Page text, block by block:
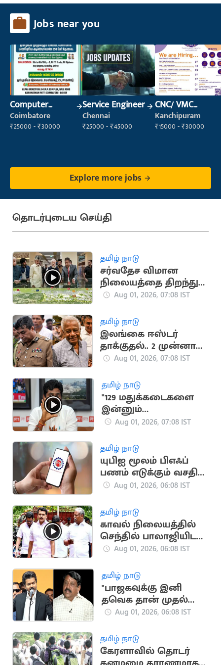
Jobs near you
Computer
Operator
Coimbatore
₹25000 - ₹30000
Service Engineer
Chennai
₹25000 - ₹45000
CNC/ VMC
Operator
Kanchipuram
₹15000 - ₹30000
Explore more jobs
தொடர்புடைய செய்தி
தமிழ் நாடு
சர்வதேச விமான
நிலையத்தை திறந்து
வைத்த பிரதமர்
Aug 01, 2026, 07:08 IST
தமிழ் நாடு
இலங்கை ஈஸ்டர்
தாக்குதல்.. 2 முன்னாள்
அதிகாரிகளுக்கு
Aug 01, 2026, 07:08 IST
தமிழ் நாடு
"129 மதுக்கடைகளை
இன்னும்
மூடவில்லை”.. தவெக
குற்றச்சாட்டு
Aug 01, 2026, 07:08 IST
தமிழ் நாடு
யுபிஐ மூலம் பிஎஃப்
பணம் எடுக்கும் வசதி..
இம்மாதம் அறிமுகமாக
Aug 01, 2026, 06:08 IST
தமிழ் நாடு
காவல் நிலையத்தில்
செந்தில் பாலாஜியிடம்
விசாரணை
Aug 01, 2026, 06:08 IST
தமிழ் நாடு
"பாஜகவுக்கு இனி
தவெக தான் முதல்
எதிரி".. நயினார்
Aug 01, 2026, 06:08 IST
தமிழ் நாடு
கேரளாவில் தொடர்